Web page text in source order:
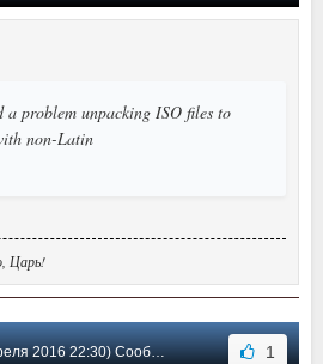
problem unpacking ISO files to
non-Latin
Царь!
2016 22:30) Сообщение #7 1